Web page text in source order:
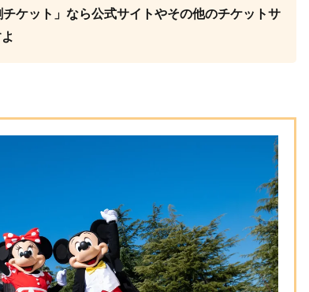
ケット」なら公式サイトやその他のチケットサ